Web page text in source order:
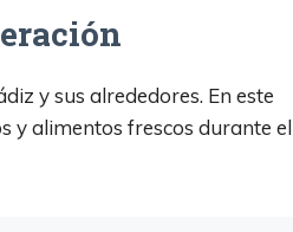
y sus alrededores. En este
y alimentos frescos durante el